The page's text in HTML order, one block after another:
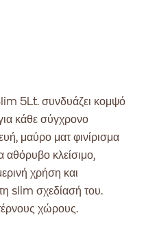
5Lt. συνδυάζει κομψό
κάθε σύγχρονο
μαύρο ματ φινίρισμα
κλείσιμο,
χρήση και
slim σχεδίασή του.
χώρους.